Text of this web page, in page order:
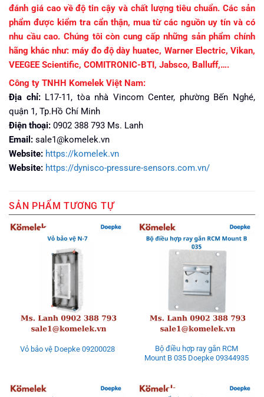
đánh giá cao về độ tin cậy và chất lượng tiêu chuẩn. Các sản
phẩm được kiểm tra cẩn thận, mua từ các nguồn uy tín và có
nhu cầu cao. Chúng tôi còn cung cấp những sản phẩm chính
hãng khác như: máy đo độ dày huatec, Warner Electric, Vikan,
VEEGEE Scientific, COMITRONIC-BTI, Jabsco, Balluff,….
Công ty TNHH Komelek Việt Nam:
Địa chỉ:L17-11, tòa nhà Vincom Center, phường Bến Nghé,
quận 1, Tp.Hồ Chí Minh
Điện thoại: 0902 388 793 Ms. Lanh
Email: sale1@komelek.vn
Website: https://komelek.vn
Website: https://dynisco-pressure-sensors.com.vn/
SẢN PHẨM TƯƠNG TỰ
Vỏ bảo vệ Doepke 09200028
Bộ điều hợp ray gắn RCM
Mount B 035 Doepke 09344935